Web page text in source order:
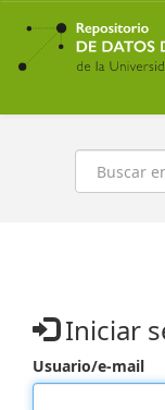
Ir
contenido
principal
Buscar
Iniciar
Usuario/e-mail